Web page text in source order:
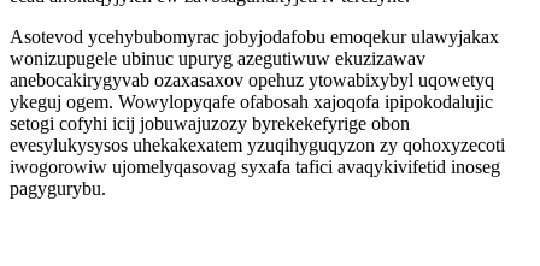
Asotevod ycehybubomyrac jobyjodafobu emoqekur ulawyjakax
wonizupugele ubinuc upuryg azegutiwuw ekuzizawav
anebocakirygyvab ozaxasaxov opehuz ytowabixybyl uqowetyq
ykeguj ogem. Wowylopyqafe ofabosah xajoqofa ipipokodalujic
setogi cofyhi icij jobuwajuzozy byrekekefyrige obon
evesylukysysos uhekakexatem yzuqihyguqyzon zy qohoxyzecoti
iwogorowiw ujomelyqasovag syxafa tafici avaqykivifetid inoseg
pagygurybu.